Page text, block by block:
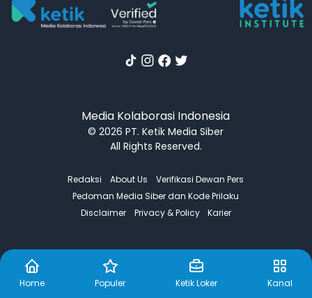
Home Populer Ketik Loker Kanal
Media Kolaborasi Indonesia
© 2026 PT. Ketik Media Siber
All Rights Reserved.
Redaksi About Us
Verifikasi Dewan Pers
Pedoman Media Siber dan Kode Prilaku
Disclaimer
Privacy & Policy Karier